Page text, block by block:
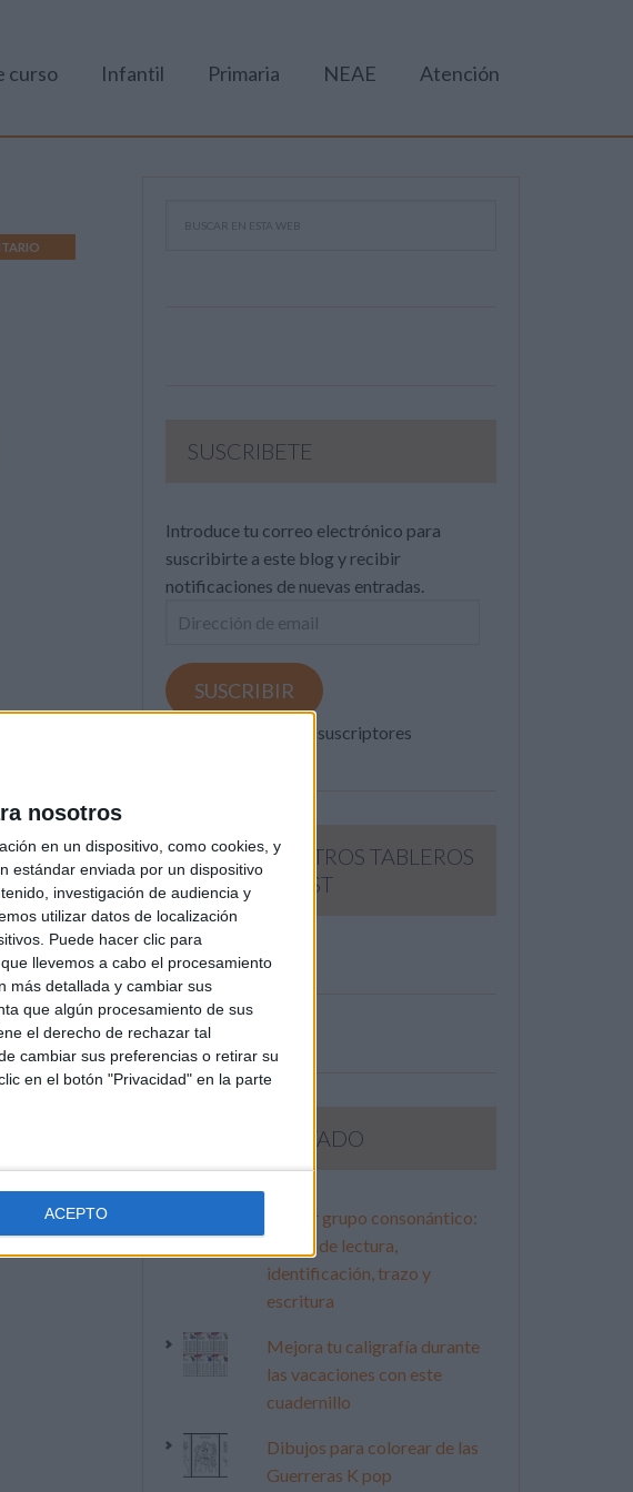
nosotros
en un dispositivo, como cookies, y
estándar enviada por un dispositivo
investigación de audiencia y
utilizar datos de localización
Puede hacer clic para
llevemos a cabo el procesamiento
más detallada y cambiar sus
que algún procesamiento de sus
el derecho de rechazar tal
cambiar sus preferencias o retirar su
en el botón "Privacidad" en la parte
ACEPTO
curso Infantil Primaria NEAE Atención
SUSCRIBETE
Introduce tu correo electrónico para
suscribirte a este blog y recibir
notificaciones de nuevas entradas.
Dirección
email
SUSCRIBIR
Únete a otros 371K suscriptores
SIGUE NUESTROS TABLEROS
EN PINTEREST
LO MÁS VISITADO
Primer grupo consonántico:
Fichas de lectura,
identificación, trazo y
escritura
Mejora tu caligrafía durante
las vacaciones con este
cuadernillo
Dibujos para colorear de las
Guerreras K pop